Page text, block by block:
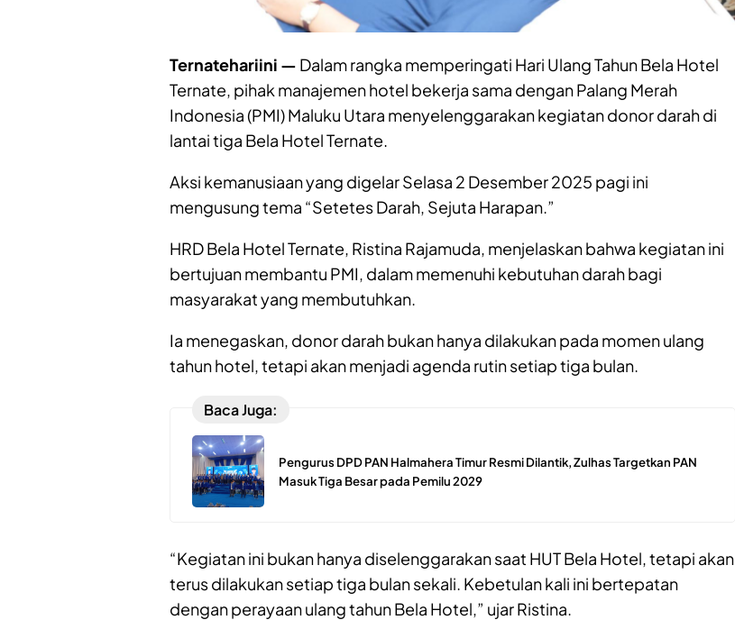
Ternatehariini — Dalam rangka memperingati Hari Ulang Tahun Bela Hotel
Ternate, pihak manajemen hotel bekerja sama dengan Palang Merah
Indonesia (PMI) Maluku Utara menyelenggarakan kegiatan donor darah di
lantai tiga Bela Hotel Ternate.
Aksi kemanusiaan yang digelar Selasa 2 Desember 2025 pagi ini
mengusung tema “Setetes Darah, Sejuta Harapan.”
HRD Bela Hotel Ternate, Ristina Rajamuda, menjelaskan bahwa kegiatan ini
bertujuan membantu PMI, dalam memenuhi kebutuhan darah bagi
masyarakat yang membutuhkan.
Ia menegaskan, donor darah bukan hanya dilakukan pada momen ulang
tahun hotel, tetapi akan menjadi agenda rutin setiap tiga bulan.
Baca Juga:
Pengurus DPD PAN Halmahera Timur Resmi Dilantik, Zulhas Targetkan PAN
Masuk Tiga Besar pada Pemilu 2029
“Kegiatan ini bukan hanya diselenggarakan saat HUT Bela Hotel, tetapi akan
terus dilakukan setiap tiga bulan sekali. Kebetulan kali ini bertepatan
dengan perayaan ulang tahun Bela Hotel,” ujar Ristina.